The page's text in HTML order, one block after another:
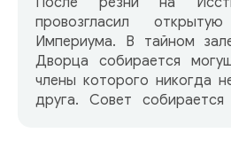
провозгласил
Империума. В тайном
Дворца собирается
члены которого никогда
друга. Совет собирается